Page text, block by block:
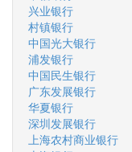
兴业银行
村镇银行
中国光大银行
浦发银行
中国民生银行
广东发展银行
华夏银行
深圳发展银行
上海农村商业银行